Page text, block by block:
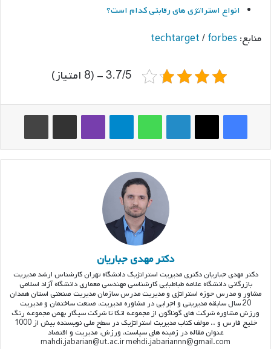
انواع استراتژی های رقابتی کدام است؟
منابع: techtarget/forbes
3.7/5 - (8 امتیاز)
فیس بوک ایکس لینکدین واتس آپ تلگرام وایبر اشتراک گذاری از طریق ایمیل چاپ
دکتر مهدی جباریان
دکتر مهدی جباریان دکتری مدیریت استراتژیک دانشگاه تهران کارشناس ارشد مدیریت
بازرگانی دانشگاه علامه طباطبایی کارشناسی مهندسی معماری دانشگاه آزاد اسلامی
مشاور و مدرس حوزه استراتژی و مدیریت مدرس سازمان مدیریت صنعتی استان همدان
20 سال سابقه مدیریتی و اجرایی در مشاوره مدیریت، صنعت ساختمان و مدیریت
ورزش مشاوره شرکت های گوناگون از مجموعه اتکا تا شرکت سیگار بهمن مجموعه رنگ
خلیج فارس و .. مولف کتاب مدیریت استراتژیک در سطح ملی نویسنده بیش از 1000
عنوان مقاله در زمینه های سیاست، ورزش، مدیریت و اقتصاد
mahdi.jabarian@ut.ac.ir mehdi.jabariannn@gmail.com